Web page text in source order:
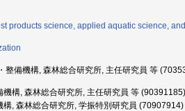
products science, applied aquatic science,
整備機構, 森林総合研究所, 主任研究員 等
構, 森林総合研究所, 主任研究員 等 (90391185)
, 森林総合研究所, 学振特別研究員 (70907914)